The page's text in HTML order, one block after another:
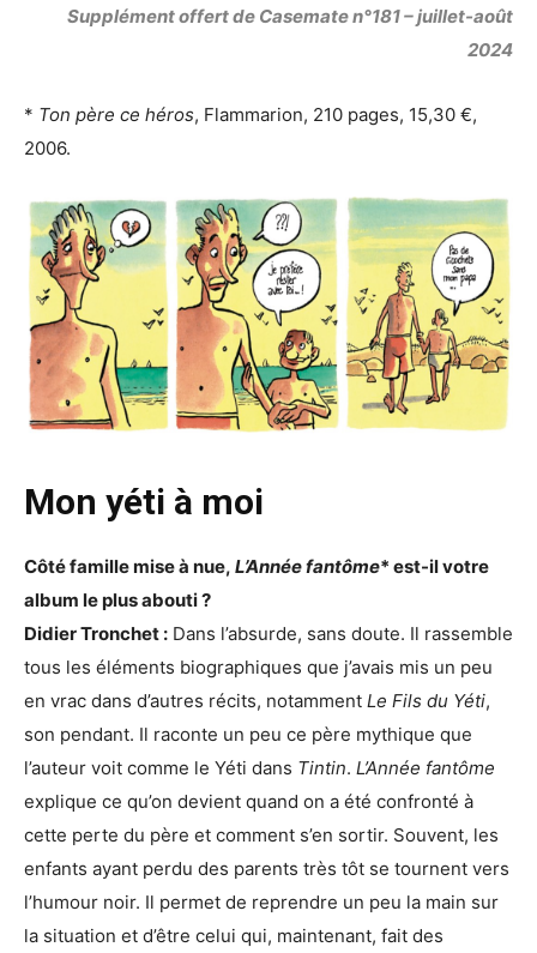
Supplément offert de Casemate n°181 – juillet-août
2024
* Ton père ce héros, Flammarion, 210 pages, 15,30 €,
2006.
Mon yéti à moi
Côté famille mise à nue, L’Année fantôme* est-il votre
album le plus abouti ?
Didier Tronchet : Dans l’absurde, sans doute. Il rassemble
tous les éléments biographiques que j’avais mis un peu
en vrac dans d’autres récits, notamment Le Fils du Yéti,
son pendant. Il raconte un peu ce père mythique que
l’auteur voit comme le Yéti dans Tintin. L’Année fantôme
explique ce qu’on devient quand on a été confronté à
cette perte du père et comment s’en sortir. Souvent, les
enfants ayant perdu des parents très tôt se tournent vers
l’humour noir. Il permet de reprendre un peu la main sur
la situation et d’être celui qui, maintenant, fait des